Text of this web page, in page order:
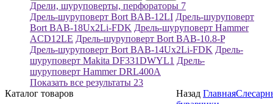
Дрели, шуруповерты, перфораторы 7
Дрель-шуруповерт Bort BAB-12LI Дрель-шуруповерт
Bort BAB-18Ux2Li-FDK Дрель-шуруповерт Hammer
ACD12LE Дрель-шуруповерт Bort BAB-10.8-P
Дрель-шуруповерт Bort BAB-14Ux2Li-FDK Дрель-
шуруповерт Makita DF331DWYL1 Дрель-
шуруповерт Hammer DRL400A
Показать все результаты 23
Каталог товаров
Назад Главная